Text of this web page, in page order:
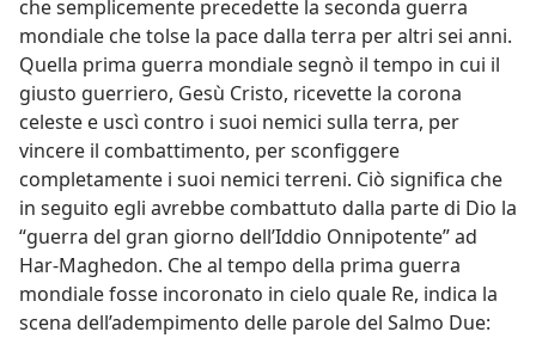
che semplicemente precedette la seconda guerra
mondiale che tolse la pace dalla terra per altri sei anni.
Quella prima guerra mondiale segnò il tempo in cui il
giusto guerriero, Gesù Cristo, ricevette la corona
celeste e uscì contro i suoi nemici sulla terra, per
vincere il combattimento, per sconfiggere
completamente i suoi nemici terreni. Ciò significa che
in seguito egli avrebbe combattuto dalla parte di Dio la
“guerra del gran giorno dell’Iddio Onnipotente” ad
Har-Maghedon. Che al tempo della prima guerra
mondiale fosse incoronato in cielo quale Re, indica la
scena dell’adempimento delle parole del Salmo Due: